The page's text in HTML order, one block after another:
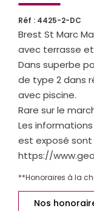
Réf : 4425-2-DC
Brest St Marc
avec terrasse
Dans superbe
de type 2 dans
avec piscine.
Rare sur le
Les
est exposé sont
https://
**Honoraires à la
Nos